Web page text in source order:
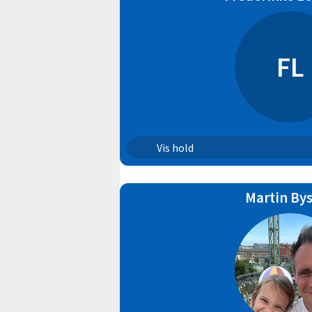
FL
Vis hold
Børn Begynder | 31
Martin